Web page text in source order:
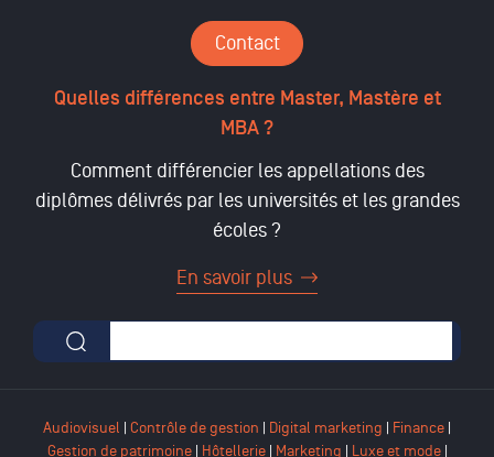
Contact
Quelles différences entre Master, Mastère et
MBA ?
Comment différencier les appellations des
diplômes délivrés par les universités et les grandes
écoles ?
En savoir plus
Formulaire de recherche
Audiovisuel | Contrôle de gestion | Digital marketing | Finance |
Gestion de patrimoine| Hôtellerie| Marketing | Luxe et mode|